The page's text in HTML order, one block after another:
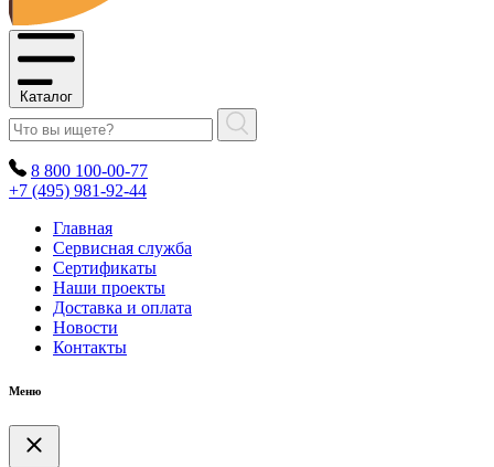
Каталог
8 800 100-00-77
+7 (495) 981-92-44
Главная
Сервисная служба
Сертификаты
Наши проекты
Доставка и оплата
Новости
Контакты
Меню